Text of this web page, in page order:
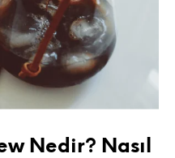
Nedir? Nasıl